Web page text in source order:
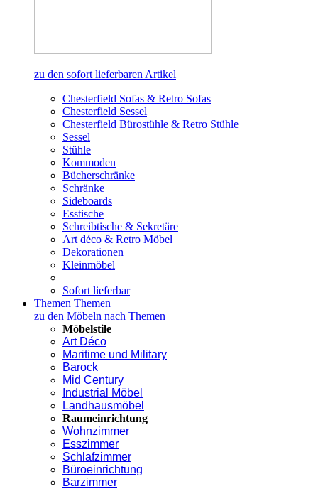
zu den sofort lieferbaren Artikel
Chesterfield Sofas & Retro Sofas
Chesterfield Sessel
Chesterfield Bürostühle & Retro Stühle
Sessel
Stühle
Kommoden
Bücherschränke
Schränke
Sideboards
Esstische
Schreibtische & Sekretäre
Art déco & Retro Möbel
Dekorationen
Kleinmöbel
Sofort lieferbar
Themen Themen
zu den Möbeln nach Themen
Möbelstile
Art Déco
Maritime und Military
Barock
Mid Century
Industrial Möbel
Landhausmöbel
Raumeinrichtung
Wohnzimmer
Esszimmer
Schlafzimmer
Büroeinrichtung
Barzimmer